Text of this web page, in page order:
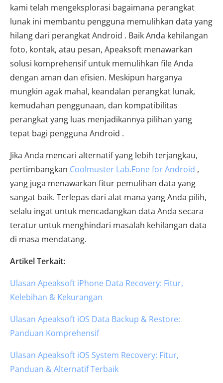
kami telah mengeksplorasi bagaimana perangkat
lunak ini membantu pengguna memulihkan data yang
hilang dari perangkat Android . Baik Anda kehilangan
foto, kontak, atau pesan, Apeaksoft menawarkan
solusi komprehensif untuk memulihkan file Anda
dengan aman dan efisien. Meskipun harganya
mungkin agak mahal, keandalan perangkat lunak,
kemudahan penggunaan, dan kompatibilitas
perangkat yang luas menjadikannya pilihan yang
tepat bagi pengguna Android .
Jika Anda mencari alternatif yang lebih terjangkau,
pertimbangkan Coolmuster Lab.Fone for Android ,
yang juga menawarkan fitur pemulihan data yang
sangat baik. Terlepas dari alat mana yang Anda pilih,
selalu ingat untuk mencadangkan data Anda secara
teratur untuk menghindari masalah kehilangan data
di masa mendatang.
Artikel Terkait:
Ulasan Apeaksoft iPhone Data Recovery: Fitur,
Kelebihan & Kekurangan
Ulasan Apeaksoft iOS Data Backup & Restore:
Panduan Komprehensif
Ulasan Apeaksoft iOS System Recovery: Fitur,
Panduan & Alternatif Terbaik